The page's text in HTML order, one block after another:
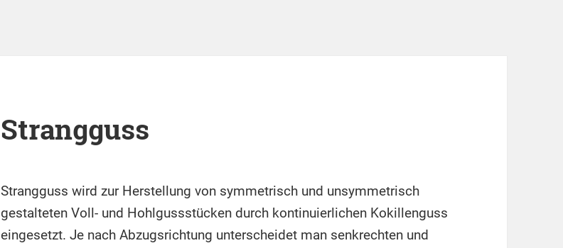
Strangguss
Strangguss wird zur Herstellung von symmetrisch und unsymmetrisch
gestalteten Voll- und Hohlgussstücken durch kontinuierlichen Kokillenguss
eingesetzt. Je nach Abzugsrichtung unterscheidet man senkrechten und